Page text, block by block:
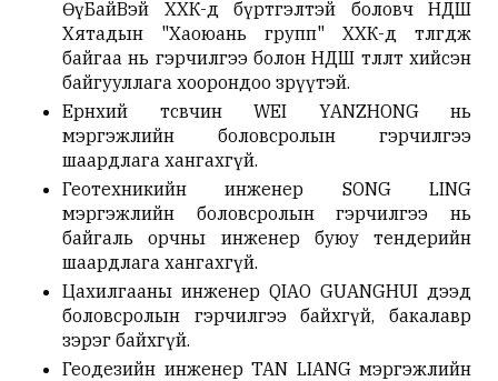
ӨүБайВэй ХХК-д бүртгэлтэй боловч НДШ
Хятадын "Хаоюань групп" ХХК-д төлөгдөж
байгаа нь гэрчилгээ болон НДШ төлөлт хийсэн
байгууллага хоорондоо зөрүүтэй.
Ерөнхий төсөвчин WEI YANZHONG нь
мэргэжлийн боловсролын гэрчилгээ
шаардлага хангахгүй.
Геотехникийн инженер SONG LING
мэргэжлийн боловсролын гэрчилгээ нь
байгаль орчны инженер буюу тендерийн
шаардлага хангахгүй.
Цахилгааны инженер QIAO GUANGHUI дээд
боловсролын гэрчилгээ байхгүй, бакалавр
зэрэг байхгүй.
Геодезийн инженер TAN LIANG мэргэжлийн